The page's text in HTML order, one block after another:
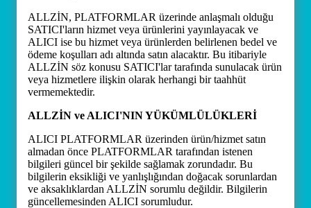
ALLZİN, PLATFORMLAR üzerinde anlaşmalı olduğu
SATICI'ların hizmet veya ürünlerini yayınlayacak ve
ALICI ise bu hizmet veya ürünlerden belirlenen bedel ve
ödeme koşulları adı altında satın alacaktır. Bu itibariyle
ALLZİN söz konusu SATICI'lar tarafında sunulacak ürün
veya hizmetlere ilişkin olarak herhangi bir taahhüt
vermemektedir.
ALLZİN ve ALICI'NIN YÜKÜMLÜLÜKLERİ
ALICI PLATFORMLAR üzerinden ürün/hizmet satın
almadan önce PLATFORMLAR tarafından istenen
bilgileri güncel bir şekilde sağlamak zorundadır. Bu
bilgilerin eksikliği ve yanlışlığından doğacak sorunlardan
ve aksaklıklardan ALLZİN sorumlu değildir. Bilgilerin
güncellemesinden ALICI sorumludur.